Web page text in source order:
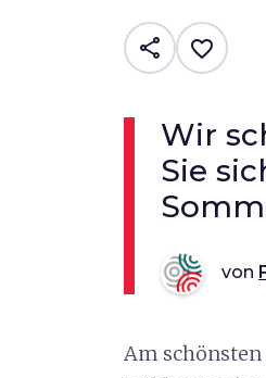
share favorite_border
Wir
Sie
von
Am